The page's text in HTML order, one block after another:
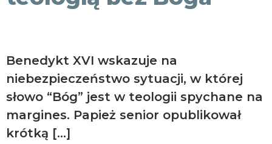
Benedykt XVI wskazuje na
niebezpieczeństwo sytuacji, w której
słowo “Bóg” jest w teologii spychane na
margines. Papież senior opublikował
krótką […]